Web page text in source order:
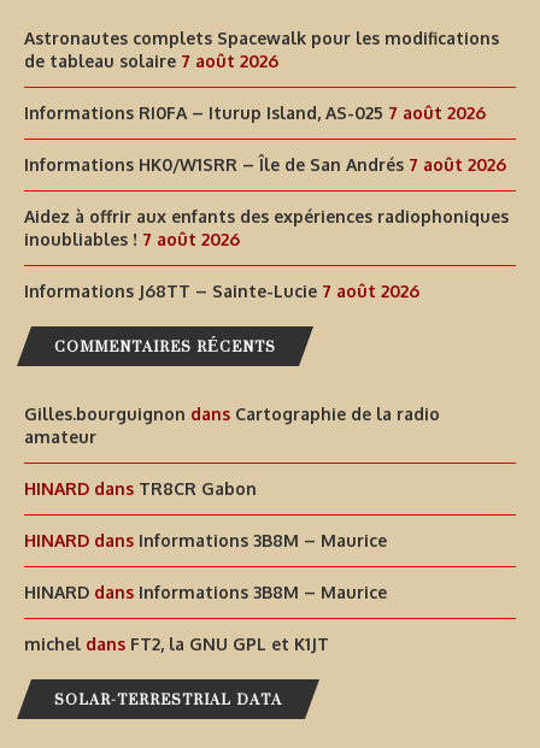
Astronautes complets Spacewalk pour les modifications
de tableau solaire 7 août 2026
Informations RI0FA – Iturup Island, AS-025 7 août 2026
Informations HK0/W1SRR – Île de San Andrés 7 août 2026
Aidez à offrir aux enfants des expériences radiophoniques
inoubliables ! 7 août 2026
Informations J68TT – Sainte-Lucie 7 août 2026
COMMENTAIRES RÉCENTS
Gilles.bourguignon dans Cartographie de la radio
amateur
HINARD dans TR8CR Gabon
HINARD dans Informations 3B8M – Maurice
HINARD dans Informations 3B8M – Maurice
michel dans FT2, la GNU GPL et K1JT
SOLAR-TERRESTRIAL DATA